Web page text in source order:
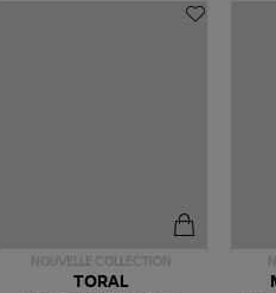
NOUVELLE COLLECTION
TORAL